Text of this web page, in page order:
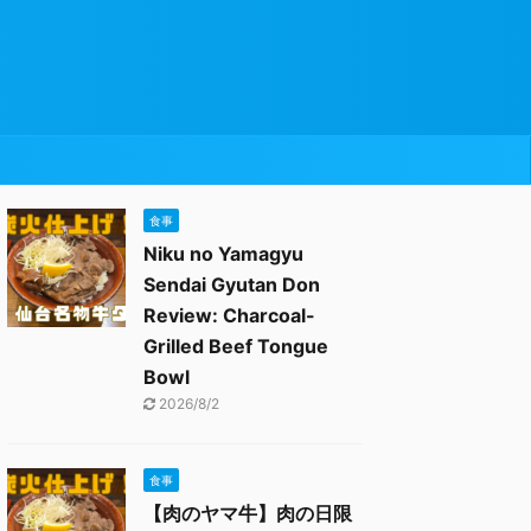
食事
Niku no Yamagyu
Sendai Gyutan Don
Review: Charcoal-
Grilled Beef Tongue
Bowl
2026/8/2
食事
【肉のヤマ牛】肉の日限